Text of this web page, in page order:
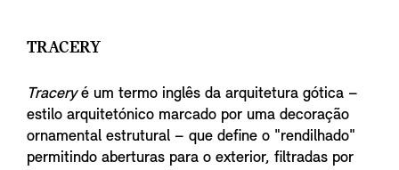
TRACERY
Traceryé um termo inglês da arquitetura gótica –
estilo arquitetónico marcado por uma decoração
ornamental estrutural – que define o "rendilhado"
permitindo aberturas para o exterior, filtradas por